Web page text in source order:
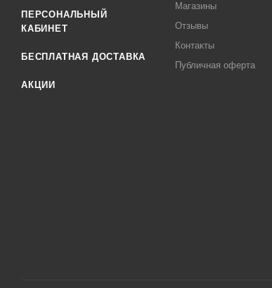
ПЕРСОНАЛЬНЫЙ
КАБИНЕТ
БЕСПЛАТНАЯ ДОСТАВКА
АКЦИИ
Магазины
Отзывы
Контакты
Публичная оферта